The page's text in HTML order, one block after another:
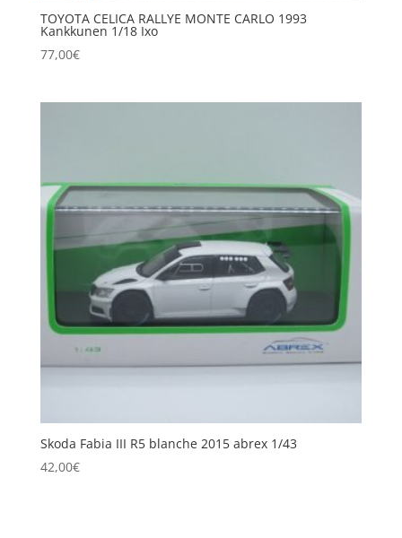
TOYOTA CELICA RALLYE MONTE CARLO 1993
Kankkunen 1/18 Ixo
77,00€
Skoda Fabia III R5 blanche 2015 abrex 1/43
42,00€